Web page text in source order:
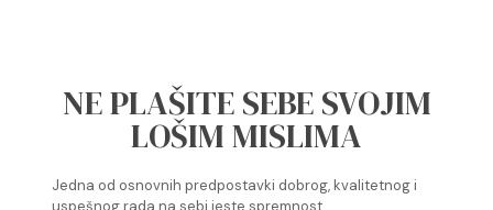
NE PLAŠITE SEBE SVOJIM
LOŠIM MISLIMA
Jedna od osnovnih predpostavki dobrog, kvalitetnog i
uspešnog rada na sebi jeste spremnost